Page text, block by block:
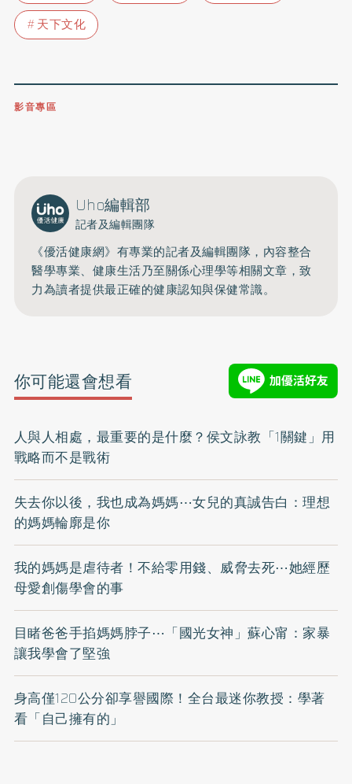
天下文化
影音專區
Uho編輯部
記者及編輯團隊
《優活健康網》有專業的記者及編輯團隊，內容整合
醫學專業、健康生活乃至關係心理學等相關文章，致
力為讀者提供最正確的健康認知與保健常識。
你可能還會想看
人與人相處，最重要的是什麼？侯文詠教「1關鍵」用
戰略而不是戰術
失去你以後，我也成為媽媽⋯女兒的真誠告白：理想
的媽媽輪廓是你
我的媽媽是虐待者！不給零用錢、威脅去死⋯她經歷
母愛創傷學會的事
目睹爸爸手掐媽媽脖子⋯「國光女神」蘇心甯：家暴
讓我學會了堅強
身高僅120公分卻享譽國際！全台最迷你教授：學著
看「自己擁有的」